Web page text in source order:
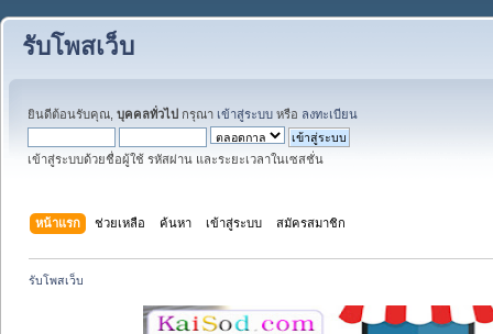
รับโพสเว็บ
ยินดีต้อนรับคุณ, บุคคลทั่วไป กรุณา เข้าสู่ระบบ หรือ ลงทะเบียน
เข้าสู่ระบบด้วยชื่อผู้ใช้ รหัสผ่าน และระยะเวลาในเซสชั่น
หน้าแรก ช่วยเหลือ ค้นหา เข้าสู่ระบบ สมัครสมาชิก
รับโพสเว็บ